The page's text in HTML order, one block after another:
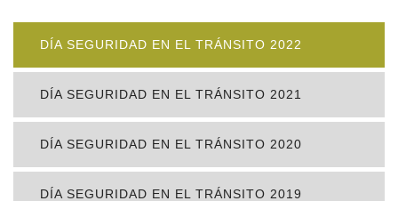
DÍA SEGURIDAD EN EL TRÁNSITO 2022
DÍA SEGURIDAD EN EL TRÁNSITO 2021
DÍA SEGURIDAD EN EL TRÁNSITO 2020
DÍA SEGURIDAD EN EL TRÁNSITO 2019